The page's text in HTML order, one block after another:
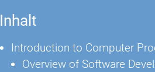
Inhalt
Introduction to Computer
Overview of Software